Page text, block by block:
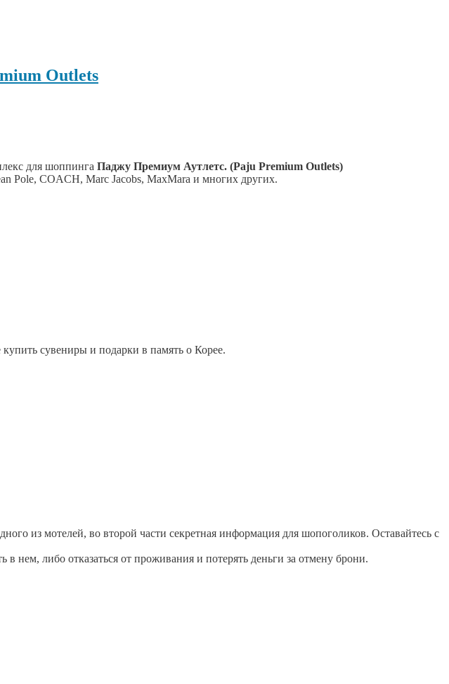
Outlets
для шоппинга Паджу Премиум Аутлетс. (Paju Premium Outlets)
Pole, COACH, Marc Jacobs, MaxMara и многих других.
сувениры и подарки в память о Корее.
из мотелей, во второй части секретная информация для шопоголиков. Оставайтесь с
нем, либо отказаться от проживания и потерять деньги за отмену брони.